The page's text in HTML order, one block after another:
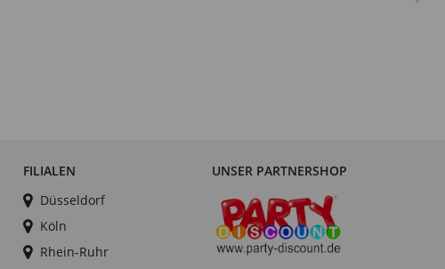
FILIALEN
Düsseldorf
Köln
Rhein-Ruhr
UNSER PARTNERSHOP